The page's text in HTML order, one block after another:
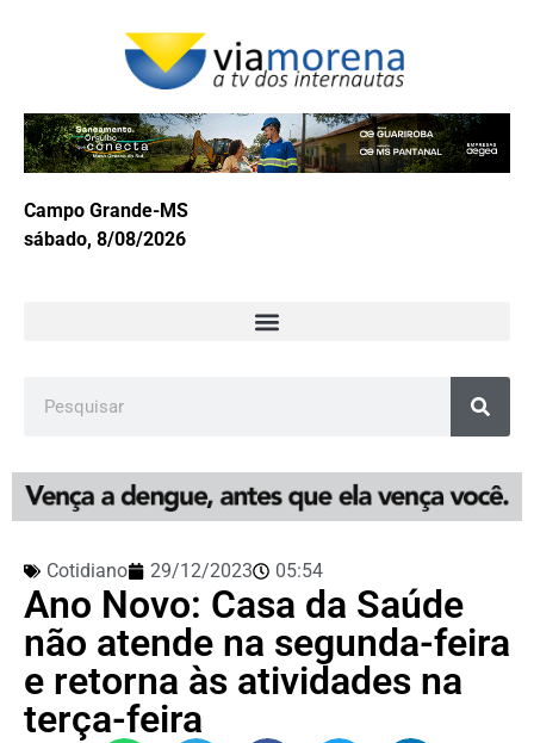
Campo Grande-MS
sábado, 8/08/2026
Cotidiano 29/12/2023 05:54
Ano Novo: Casa da Saúde
não atende na segunda-feira
e retorna às atividades na
terça-feira